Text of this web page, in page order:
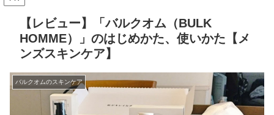
【レビュー】「バルクオム（BULK
HOMME）」のはじめかた、使いかた【メ
ンズスキンケア】
バルクオムのスキンケア